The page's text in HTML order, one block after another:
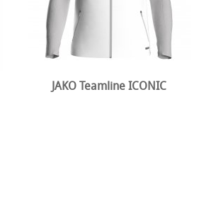
JAKO Teamline ICONIC